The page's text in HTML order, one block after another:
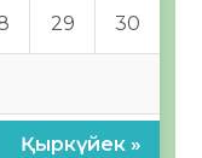
29 30
Қыркүйек »